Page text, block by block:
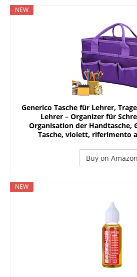
NEW
Generico Tasche für Lehrer,
Lehrer – Organizer für
Organisation der Handtasche,
Tasche, violett, riferimento
Buy on Amazon
NEW